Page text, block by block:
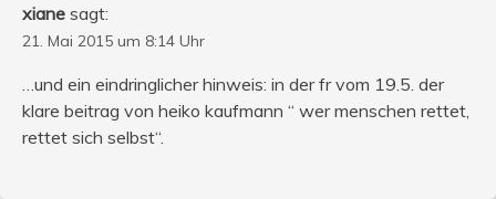
xiane sagt:
21. Mai 2015 um 8:14 Uhr
…und ein eindringlicher hinweis: in der fr vom 19.5. der
klare beitrag von heiko kaufmann “ wer menschen rettet,
rettet sich selbst“.